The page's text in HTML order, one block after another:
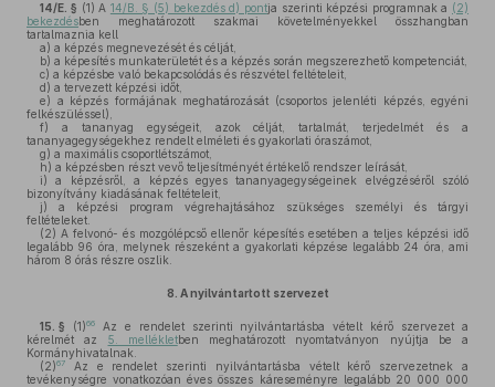
14/E. § (1) A 14/B. § (5) bekezdés d) pontja szerinti képzési programnak a (2)
bekezdésben meghatározott szakmai követelményekkel összhangban
tartalmaznia kell
a) a képzés megnevezését és célját,
b) a képesítés munkaterületét és a képzés során megszerezhető kompetenciát,
c) a képzésbe való bekapcsolódás és részvétel feltételeit,
d) a tervezett képzési időt,
e) a képzés formájának meghatározását (csoportos jelenléti képzés, egyéni
felkészüléssel),
f) a tananyag egységeit, azok célját, tartalmát, terjedelmét és a
tananyagegységekhez rendelt elméleti és gyakorlati óraszámot,
g) a maximális csoportlétszámot,
h) a képzésben részt vevő teljesítményét értékelő rendszer leírását,
i) a képzésről, a képzés egyes tananyagegységeinek elvégzéséről szóló
bizonyítvány kiadásának feltételeit,
j) a képzési program végrehajtásához szükséges személyi és tárgyi
feltételeket.
(2) A felvonó- és mozgólépcső ellenőr képesítés esetében a teljes képzési idő
legalább 96 óra, melynek részeként a gyakorlati képzése legalább 24 óra, ami
három 8 órás részre oszlik.
8. A nyilvántartott szervezet
15. § (1)66Az e rendelet szerinti nyilvántartásba vételt kérő szervezet a
kérelmét az 5. mellékletben meghatározott nyomtatványon nyújtja be a
Kormányhivatalnak.
(2)67
Az e rendelet szerinti nyilvántartásba vételt kérő szervezetnek a
tevékenységre vonatkozóan éves összes káreseményre legalább 20 000 000